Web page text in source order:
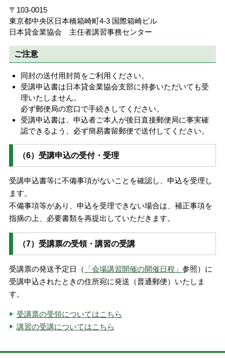
〒103-0015
東京都中央区日本橋箱崎町4-3 国際箱崎ビル
日本貸金業協会 主任者講習事務センター
ご注意
同封の送付用封筒をご利用ください。
受講申込書は日本貸金業協会支部に持参いただいても受
理いたしません。
必ず郵便局の窓口で手続きしてください。
受講申込書は、申込者ご本人が後日直接郵便局に事実確
認できるよう、必ず簡易書留郵便で送付してください。
（6）受講申込の受付・受理
受講申込書等に不備事項がないことを確認し、申込を受理し
ます。
不備事項等があり、申込を受理できない場合は、補正事項を
指摘の上、必要書類を再提出していただきます。
（7）受講票の受領・講習の受講
受講票の発送予定日（ 「会場講習開催の開催日程」 参照）に
受講申込されたときの住所宛に発送（普通郵便）いたしま
す。
受講票の受領についてはこちら
講習の受講についてはこちら